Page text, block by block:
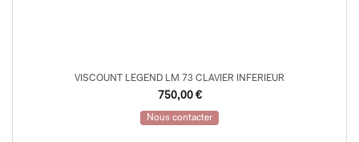
VISCOUNT LEGEND LM 73 CLAVIER INFERIEUR
750,00 €
Nous contacter